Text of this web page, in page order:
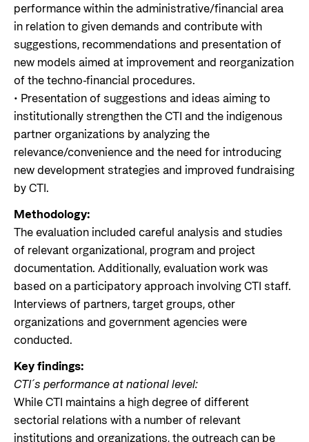
performance within the administrative/financial area
in relation to given demands and contribute with
suggestions, recommendations and presentation of
new models aimed at improvement and reorganization
of the techno-financial procedures.
• Presentation of suggestions and ideas aiming to
institutionally strengthen the CTI and the indigenous
partner organizations by analyzing the
relevance/convenience and the need for introducing
new development strategies and improved fundraising
by CTI.
Methodology:
The evaluation included careful analysis and studies
of relevant organizational, program and project
documentation. Additionally, evaluation work was
based on a participatory approach involving CTI staff.
Interviews of partners, target groups, other
organizations and government agencies were
conducted.
Key findings:
CTI´s performance at national level:
While CTI maintains a high degree of different
sectorial relations with a number of relevant
institutions and organizations, the outreach can be